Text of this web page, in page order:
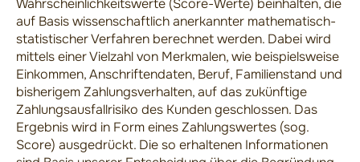
Wahrscheinlichkeitswerte (Score-Werte) beinhalten, die
auf Basis wissenschaftlich anerkannter mathematisch-
statistischer Verfahren berechnet werden. Dabei wird
mittels einer Vielzahl von Merkmalen, wie beispielsweise
Einkommen, Anschriftendaten, Beruf, Familienstand und
bisherigem Zahlungsverhalten, auf das zukünftige
Zahlungsausfallrisiko des Kunden geschlossen. Das
Ergebnis wird in Form eines Zahlungswertes (sog.
Score) ausgedrückt. Die so erhaltenen Informationen